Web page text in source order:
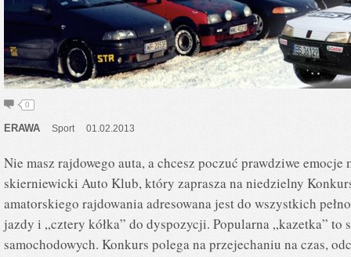
0
ERAWA Sport 01.02.2013
Nie masz rajdowego auta, a chcesz poczuć prawdziwe
skierniewicki Auto Klub, który zaprasza na niedzielny
amatorskiego rajdowania adresowana jest do wszystkich
jazdy i „cztery kółka” do dyspozycji. Popularna „kazetka” to
samochodowych. Konkurs polega na przejechaniu na czas,